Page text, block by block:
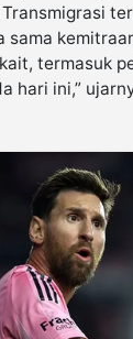
sama
termasuk
hari ini,”